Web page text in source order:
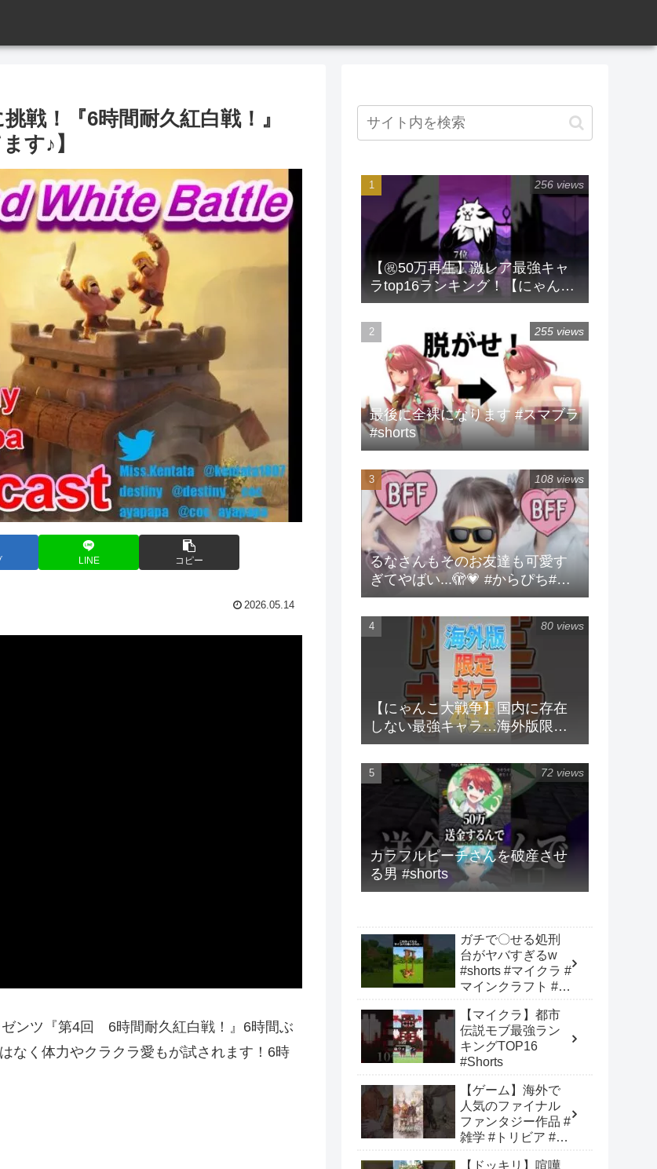
戦！『6時間耐久紅白戦！』
す♪】
LINE コピー
2026.05.14
ンツ『第4回 6時間耐久紅白戦！』6時間ぶ
なく体力やクラクラ愛もが試されます！6時
【㊗️50万再生】激レア最強キャ
ラtop16ランキング！【にゃんこ
大戦争】 #にゃんこ大戦争 #ラン
キング #shorts #激レア
256 views
最後に全裸になります #スマブラ
#shorts
255 views
るなさんもそのお友達も可愛す
ぎてやばい...🫣💗 #からぴち#る
な#実写
108 views
【にゃんこ大戦争】国内に存在
しない最強キャラ…海外版限定
キャラ4選！！【にゃんこ大戦争
ゆっくり解説】#shorts
80 views
カラフルピーチさんを破産させ
る男 #shorts
72 views
ガチで〇せる処刑
台がヤバすぎるw
#shorts #マイクラ #
マインクラフト #建
【マイクラ】都市
伝説モブ最強ラン
キングTOP16
#Shorts
【ゲーム】海外で
人気のファイナル
ファンタジー作品 #
雑学 #トリビア #フ
【ドッキリ】喧嘩